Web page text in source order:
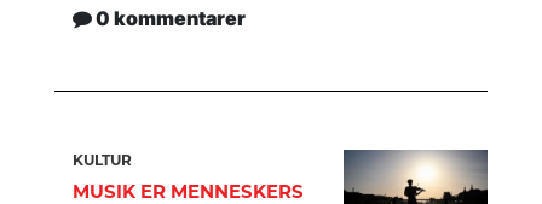
0 kommentarer
KULTUR
MUSIK ER MENNESKERS